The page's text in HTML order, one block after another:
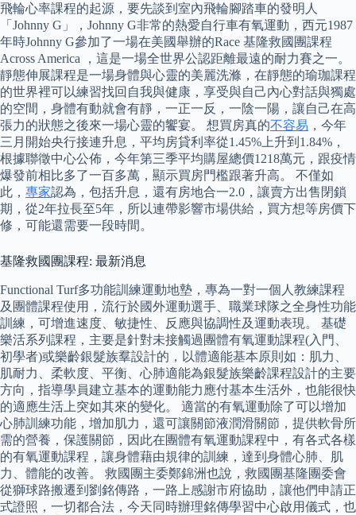
飛輪心率課程的起源，要先談到室內飛輪腳踏車的發明人
「Johnny G」，Johnny G非常的熱愛自行車有氧運動，西元1987
年時Johnny G參加了一場在美國舉辦的Race 基隆救國團課程
Across America ，這是一場全世界公認距離最遠的耐力賽之一。
靜態伸展課程是一場身體與心靈的美麗洗滌，在靜態的瑜珈課程
的世界裡可以練習找回自我與健康，享受與自己內心對話與獨處
的空間，身體有動就會有靜，一正一反，一陰一陽，讓自己在高
張力的狀態之後來一場心靈的饗宴。 想買房真的不容易 ，今年
三月開始央行接連升息，平均房貸利率從1.45%上升到1.84%，
根據聯徵中心公佈，今年第三季平均購屋總價1218萬元，跟疫情
爆發前相比多了一百多萬，顯示買房門檻跟著升高。 不僅如
此， 專家認為，包括升息，還有房地合一2.0，讓賣方出售閉鎖
期，從2年拉長至5年，所以連帶影響市場供給，買方想等房價下
修，可能還需要一段時間。
基隆救國團課程: 最新消息
Functional Turf多功能訓練運動地墊，專為一對一個人教練課程
及團體課程使用，流行於國外運動選手、職業球隊之全身性功能
訓練，可增進速度、敏捷性、反應與協調性及運動表現。 基礎
樂活系列課程，主要是針對未接觸過團體有氧運動課程(入門、
初學者)或樂齡銀髮族羣設計的，以體適能基本原則如：肌力、
肌耐力、柔軟度、平衡、心肺適能為銀髮族樂齡課程設計的主要
方向，指導學員建立基本的運動能力應付基本生活外，也能很快
的適應生活上突如其來的變化。 適當的有氧運動除了可以增加
心肺訓練功能，增加肌力，還可讓關節液潤滑關節，提供軟骨所
需的營養，保護關節，因此在團體有氧運動課程中，有各式各樣
的有氧運動課程，讓身體藉由規律的訓練，達到身體心肺、肌
力、體能的改善。 救國團主委鄭錦洲也說，救國團基隆團委會
從獅球路搬遷到劉銘傳路，一路上感謝市府協助，讓他們申請正
式證照，一切都合法，今天同時辦理銘傳學習中心啟用儀式，也